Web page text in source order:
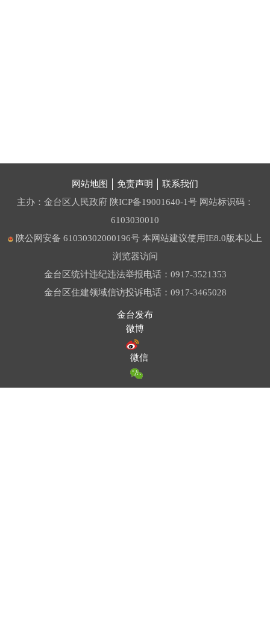
网站地图 免责声明
联系我们
主办：金台区人民政府 陕ICP备19001640-1号 网站标识码：
6103030010
陕公网安备 61030302000196号 本网站建议使用IE8.0版本以上
浏览器访问
金台区统计违纪违法举报电话：0917-3521353
金台区住建领域信访投诉电话：0917-3465028
金台发布
微博
微信